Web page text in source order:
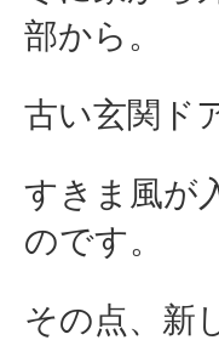
部から。
古い玄関ド
すきま風が
のです。
その点、 新